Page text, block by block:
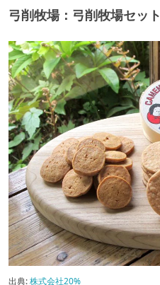
弓削牧場：弓削牧場セット
出典:株式会社20%